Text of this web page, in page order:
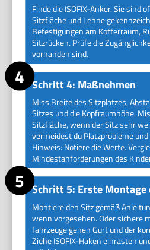
Finde die ISOFIX-Anker. Sie sind
Sitzfläche und Lehne
Befestigungen am Kofferraum,
Sitzrücken. Prüfe die
vorhanden sind.
Schritt 4: Maßnehmen
Miss Breite des Sitzplatzes,
Sitzes und die Kopfraumhöhe.
Sitzfläche, wenn der Sitz sehr
vermeidest du Platzprobleme
Hinweis: Notiere die Werte.
Mindestanforderungen des
Schritt 5: Erste Montage
Montiere den Sitz gemäß
wenn vorgesehen. Oder sichere
fahrzeugeigenen Gurt und der
Ziehe ISOFIX-Haken einrasten